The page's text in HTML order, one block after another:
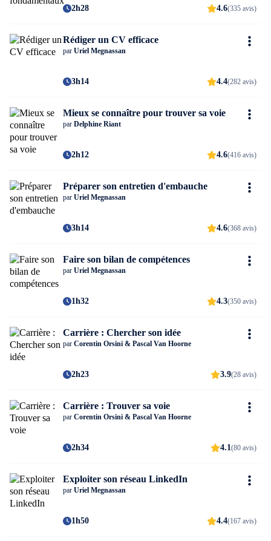
2h28 4.6(335 avis)
Rédiger un CV efficace
par Uriel Megnassan
3h14 4.4(282 avis)
Mieux se connaître pour trouver sa voie
par Delphine Riant
2h12 4.6(416 avis)
Préparer son entretien d'embauche
par Uriel Megnassan
3h14 4.6(368 avis)
Faire son bilan de compétences
par Uriel Megnassan
1h32 4.3(350 avis)
Carrière : Chercher son idée
par Corentin Orsini & Pascal Van Hoorne
2h23 3.9(28 avis)
Carrière : Trouver sa voie
par Corentin Orsini & Pascal Van Hoorne
2h34 4.1(80 avis)
Exploiter son réseau LinkedIn
par Uriel Megnassan
1h50 4.4(167 avis)